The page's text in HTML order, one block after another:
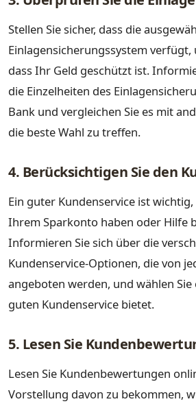
Stellen Sie sicher, dass die
Einlagensicherungssystem verfügt,
dass Ihr Geld geschützt ist.
die Einzelheiten des
Bank und vergleichen Sie es mit
die beste Wahl zu treffen.
4. Berücksichtigen Sie den
Ein guter Kundenservice ist wichtig,
Ihrem Sparkonto haben oder Hilfe
Informieren Sie sich über die
Kundenservice-Optionen, die von
angeboten werden, und wählen Sie
guten Kundenservice bietet.
5. Lesen Sie
Lesen Sie Kundenbewertungen
Vorstellung davon zu bekommen,